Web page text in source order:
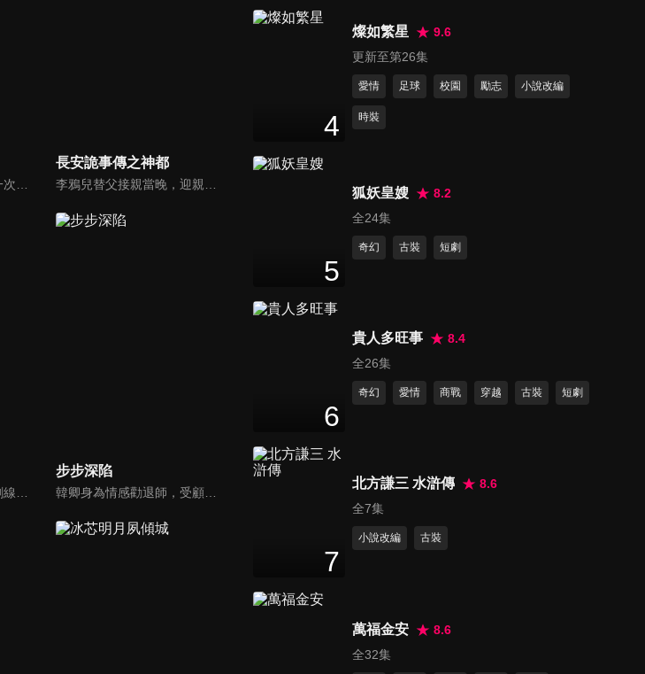
長安詭事傳之神都
步步深陷
韓卿身為情感勸退師，受顧客委託調查其丈夫出軌，成為華京集團董事長馮斯乾的私人助理，被迫捲入一場精心策劃的陰謀。兩人為尋找真相，從猜忌、試探到攜手、互助、坦誠，最終找到婚姻本質，也找到了真我的愛情故事。
第13集
11分鐘
第18集
9
4
燦如繁星
9.6
更新至第26集
愛情 足球 校園 勵志 小說改編
時裝
5
狐妖皇嫂
8.2
全24集
奇幻 古裝 短劇
6
貴人多旺事
8.4
全26集
奇幻 愛情 商戰 穿越 古裝 短劇
7
北方謙三 水滸傳
8.6
全7集
小說改編 古裝
萬福金安
8.6
全32集